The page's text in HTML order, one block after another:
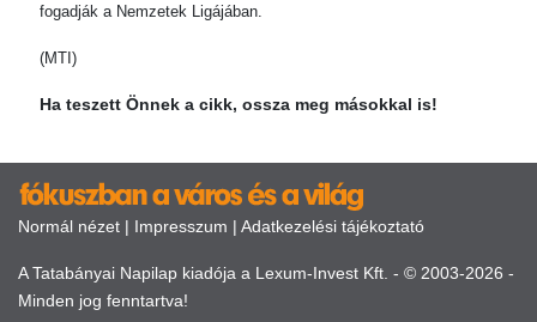
fogadják a Nemzetek Ligájában.
(MTI)
Ha teszett Önnek a cikk, ossza meg másokkal is!
Normál nézet | Impresszum | Adatkezelési tájékoztató
A Tatabányai Napilap kiadója a Lexum-Invest Kft. - © 2003-2026 -
Minden jog fenntartva!